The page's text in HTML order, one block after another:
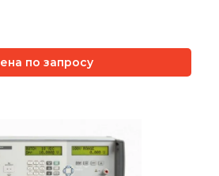
по запросу